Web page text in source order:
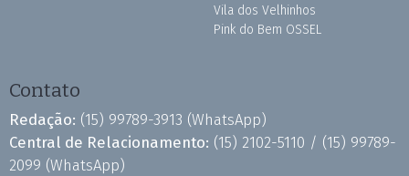
Vila dos Velhinhos
Pink do Bem OSSEL
Contato
Redação: (15) 99789-3913 (WhatsApp)
Central de Relacionamento: (15) 2102-5110 / (15) 99789-
2099 (WhatsApp)